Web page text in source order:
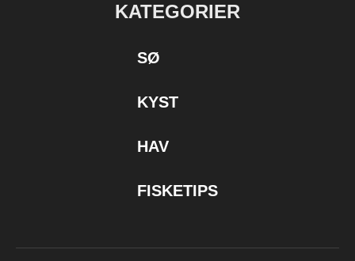
KATEGORIER
SØ
KYST
HAV
FISKETIPS